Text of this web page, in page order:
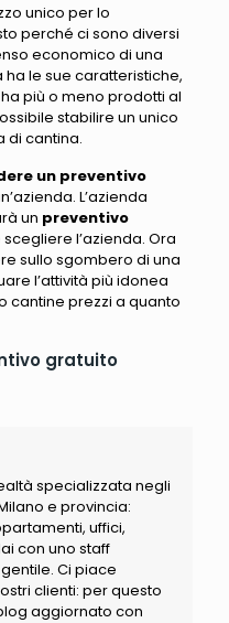
unico per lo
perché ci sono diversi
economico di una
le sue caratteristiche,
più o meno prodotti al
stabilire un unico
di cantina.
un preventivo
L’azienda
un preventivo
l’azienda. Ora
sullo sgombero di una
l’attività più idonea
cantine prezzi a quanto
gratuito
specializzata negli
e provincia:
uffici,
con uno staff
Ci piace
clienti: per questo
aggiornato con